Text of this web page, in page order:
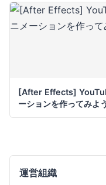
[After Effects]
ーションを作ってみよ
運営組織